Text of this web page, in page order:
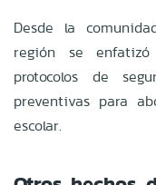
Desde la
región se
protocolos de
preventivas para
escolar.